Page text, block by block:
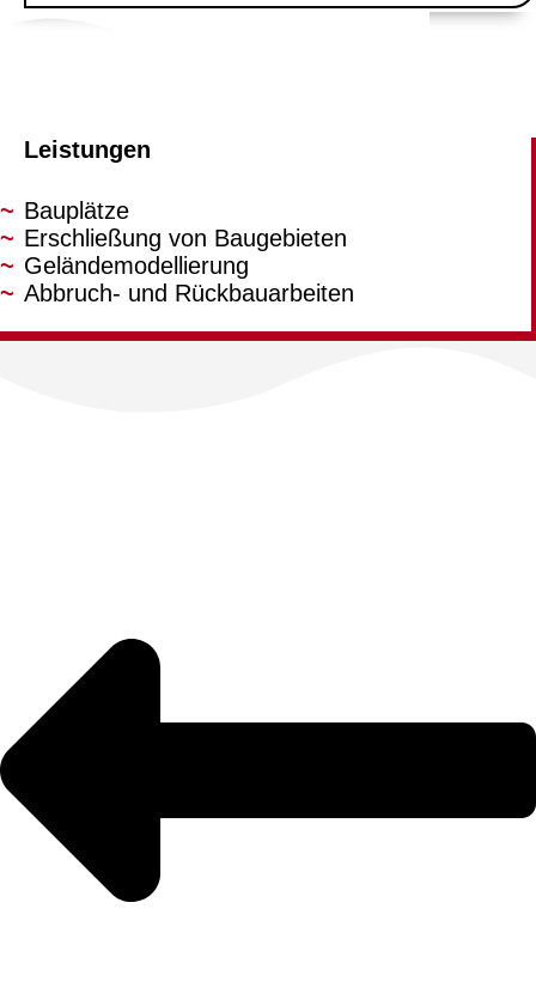
Leistungen
Bauplätze
Erschließung von Baugebieten
Geländemodellierung
Abbruch- und Rückbauarbeiten